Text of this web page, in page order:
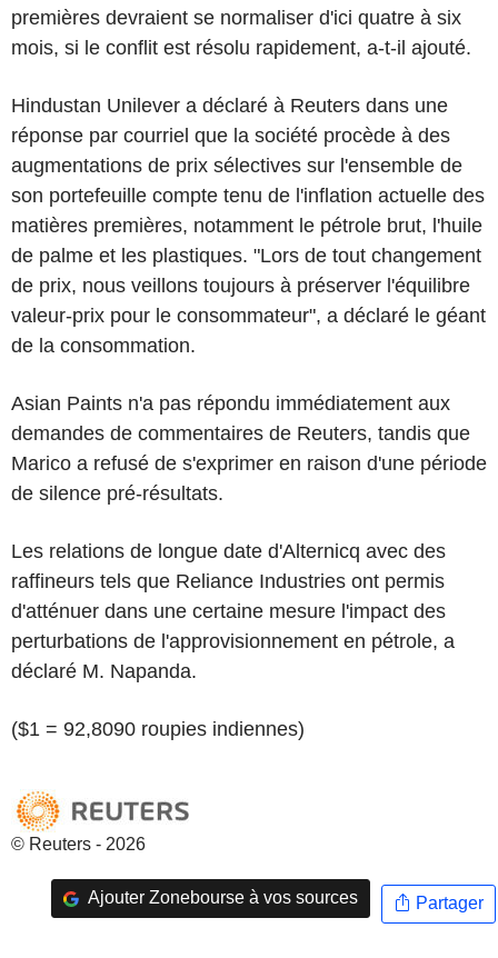
premières devraient se normaliser d'ici quatre à six
mois, si le conflit est résolu rapidement, a-t-il ajouté.
Hindustan Unilever a déclaré à Reuters dans une
réponse par courriel que la société procède à des
augmentations de prix sélectives sur l'ensemble de
son portefeuille compte tenu de l'inflation actuelle des
matières premières, notamment le pétrole brut, l'huile
de palme et les plastiques. "Lors de tout changement
de prix, nous veillons toujours à préserver l'équilibre
valeur-prix pour le consommateur", a déclaré le géant
de la consommation.
Asian Paints n'a pas répondu immédiatement aux
demandes de commentaires de Reuters, tandis que
Marico a refusé de s'exprimer en raison d'une période
de silence pré-résultats.
Les relations de longue date d'Alternicq avec des
raffineurs tels que Reliance Industries ont permis
d'atténuer dans une certaine mesure l'impact des
perturbations de l'approvisionnement en pétrole, a
déclaré M. Napanda.
($1 = 92,8090 roupies indiennes)
© Reuters - 2026
Ajouter Zonebourse à vos sources Partager